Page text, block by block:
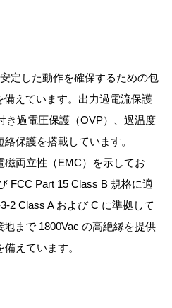
した動作を確保するための包
えています。出力過電流保護
き過電圧保護（OVP）、過温度
保護を搭載しています。
磁両立性（EMC）を示してお
FCC Part 15 Class B 規格に適
2 Class A および C に準拠して
まで 1800Vac の高絶縁を提供
えています。